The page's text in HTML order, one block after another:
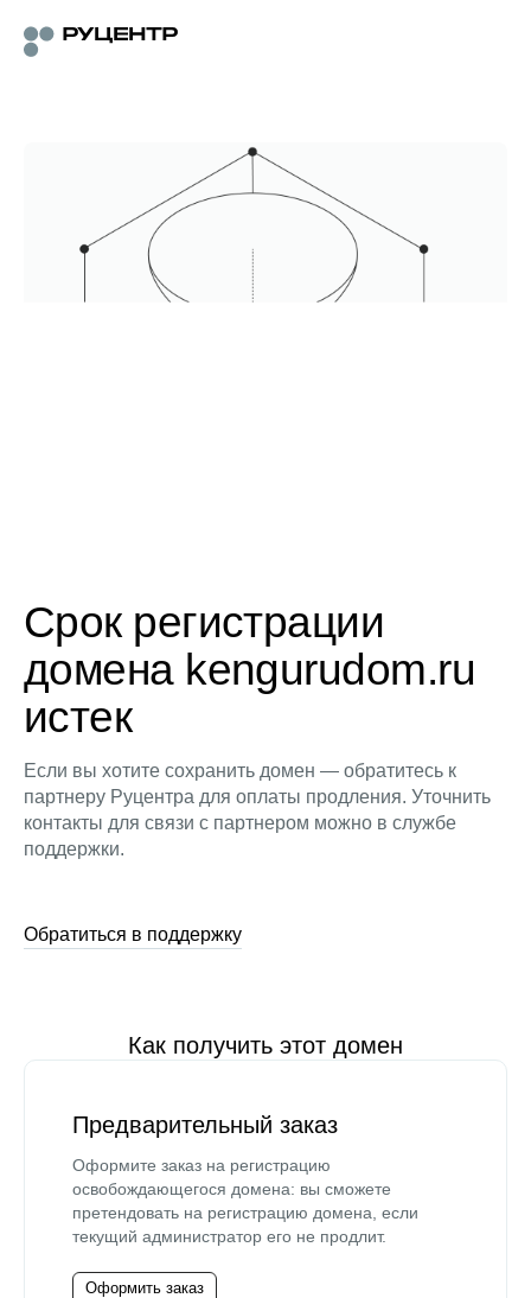
Срок регистрации
домена kengurudom.ru
истек
Если вы хотите сохранить домен — обратитесь к
партнеру Руцентра для оплаты продления. Уточнить
контакты для связи с партнером можно в службе
поддержки.
Обратиться в поддержку
Как получить этот домен
Предварительный заказ
Оформите заказ на регистрацию
освобождающегося домена: вы сможете
претендовать на регистрацию домена, если
текущий администратор его не продлит.
Оформить заказ